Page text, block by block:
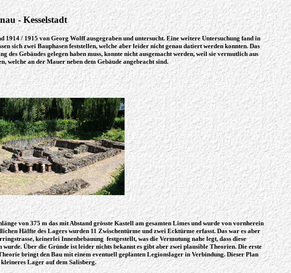
- Kesselstadt
/ 1915 von Georg Wolff ausgegraben und untersucht. Eine weitere Untersuchung fand in
sich zwei Bauphasen feststellen, welche aber leider nicht genau datiert werden konnten. Das
Gebäudes gelegen haben muss, konnte nicht ausgemacht werden, weil sie vermutlich aus
welche an der Mauer neben dem Gebäude angebracht sind.
von 375 m das mit Abstand grösste Kastell am gesamten Limes und wurde von vornherein
Hälfte des Lagers wurden 11 Zwischentürme und zwei Ecktürme erfasst. Das war es aber
keinerlei Innenbebauung festgestellt, was die Vermutung nahe legt, dass diese
Über die Gründe ist leider nichts bekannt es gibt aber zwei plausible Theorien. Die erste
bringt den Bau mit einem eventuell geplanten Legionslager in Verbindung. Dieser Plan
Lager auf dem Salisberg.